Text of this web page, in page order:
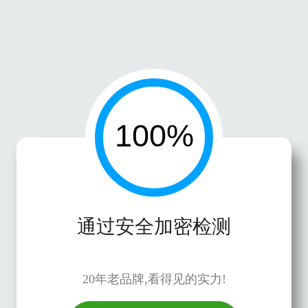
通过安全加密检测
20年老品牌,看得见的实力!